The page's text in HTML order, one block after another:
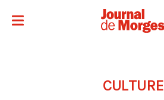
CULTURE